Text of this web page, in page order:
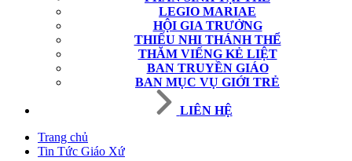
LEGIO MARIAE
HỘI GIA TRƯỞNG
THIẾU NHI THÁNH THỂ
THĂM VIẾNG KẺ LIỆT
BAN TRUYỀN GIÁO
BAN MỤC VỤ GIỚI TRẺ
LIÊN HỆ
Trang chủ
Tin Tức Giáo Xứ